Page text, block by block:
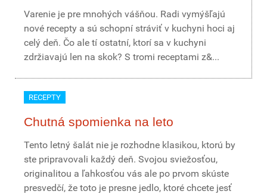
Varenie je pre mnohých vášňou. Radi vymýšľajú
nové recepty a sú schopní stráviť v kuchyni hoci aj
celý deň. Čo ale tí ostatní, ktorí sa v kuchyni
zdržiavajú len na skok? S tromi receptami z&...
RECEPTY
Chutná spomienka na leto
Tento letný šalát nie je rozhodne klasikou, ktorú by
ste pripravovali každý deň. Svojou sviežosťou,
originalitou a ľahkosťou vás ale po prvom skúste
presvedčí, že toto je presne jedlo, ktoré chcete jesť